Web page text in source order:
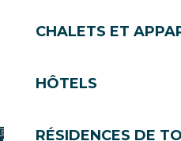
CHALETS ET
HÔTELS
RÉSIDENCES DE